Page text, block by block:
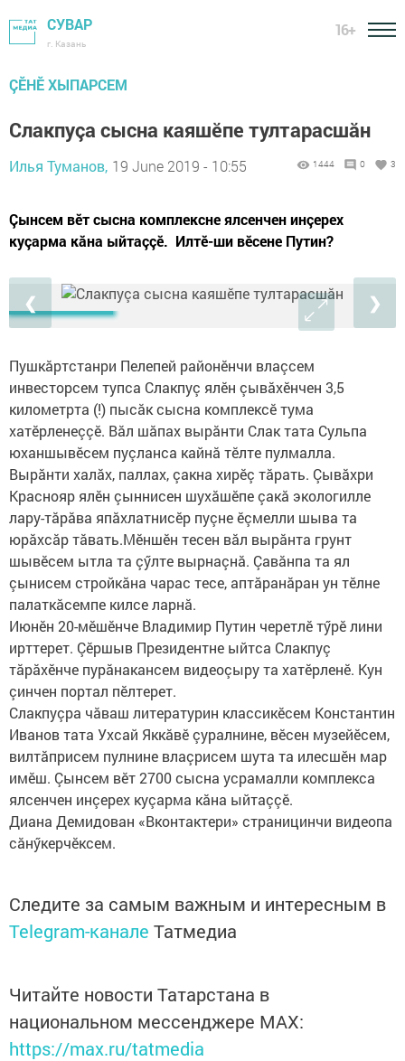
СУВАР
г. Казань
16+
ÇӖНӖ ХЫПАРСЕМ
Слакпуçа сысна каяшӗпе тултарасшăн
Илья Туманов, 19 June 2019 - 10:55 1444 0 3
Çынсем вӗт сысна комплексне ялсенчен инçерех
куçарма кăна ыйтаççӗ. Илтӗ-ши вӗсене Путин?
❮ ❯
Пушкăртстанри Пелепей районӗнчи влаçсем
инвесторсем тупса Слакпуç ялӗн çывăхӗнчен 3,5
километрта (!) пысăк сысна комплексӗ тума
хатӗрленеççӗ. Вăл шăпах вырăнти Слак тата Сульпа
юханшывӗсем пуçланса кайнă тӗлте пулмалла.
Вырăнти халăх, паллах, çакна хирӗç тăрать. Çывăхри
Краснояр ялӗн çыннисен шухăшӗпе çакă экологилле
лару-тăрăва япăхлатнисӗр пуçне ӗçмелли шыва та
юрăхсăр тăвать.Мӗншӗн тесен вăл вырăнта грунт
шывӗсем ытла та çӳлте вырнаçнă. Çавăнпа та ял
çынисем стройкăна чарас тесе, аптăранăран ун тӗлне
палаткăсемпе килсе ларнă.
Июнӗн 20-мӗшӗнче Владимир Путин черетлӗ тӳрӗ лини
ирттерет. Çӗршыв Президентне ыйтса Слакпуç
тăрăхӗнче пурăнакансем видеоçыру та хатӗрленӗ. Кун
çинчен портал пӗлтерет.
Слакпуçра чăваш литературин классикӗсем Константин
Иванов тата Ухсай Яккăвӗ çуралнине, вӗсен музейӗсем,
вилтăприсем пулнине влаçрисем шута та илесшӗн мар
имӗш. Çынсем вӗт 2700 сысна усрамалли комплекса
ялсенчен инçерех куçарма кăна ыйтаççӗ.
Диана Демидован «Вконтактери» страницинчи видеопа
сăнӳкерчӗксем.
Следите за самым важным и интересным в
Telegram-канале Татмедиа
Читайте новости Татарстана в
национальном мессенджере MАХ:
https://max.ru/tatmedia